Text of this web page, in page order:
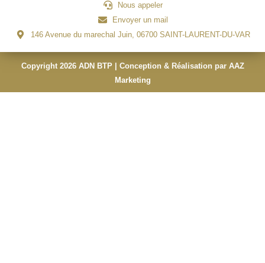
Nous appeler
Envoyer un mail
146 Avenue du marechal Juin, 06700 SAINT-LAURENT-DU-VAR
Copyright 2026 ADN BTP | Conception & Réalisation par AAZ
Marketing